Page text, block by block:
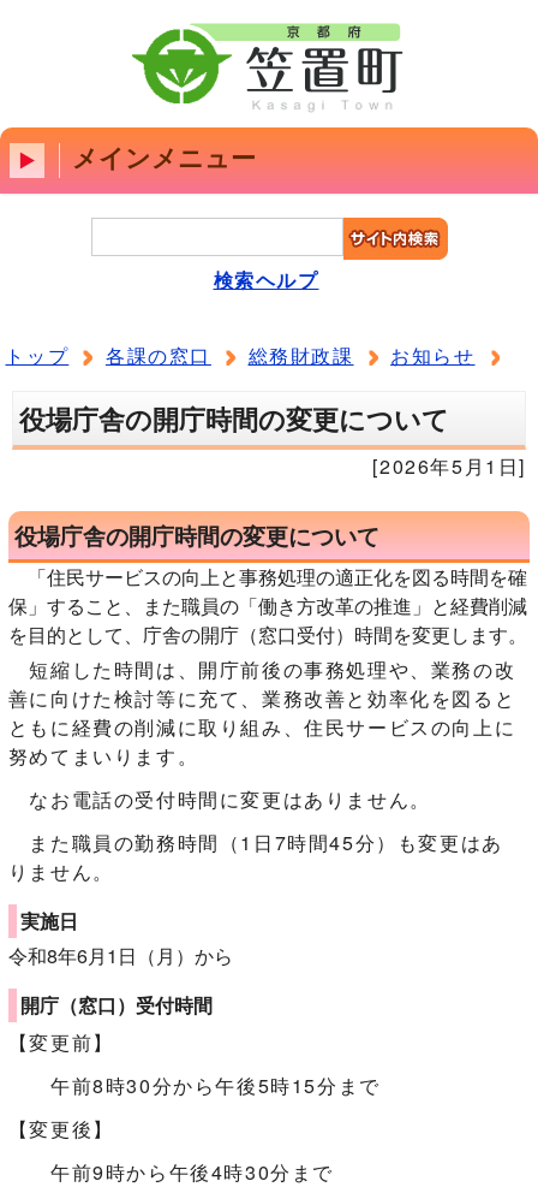
メインメニュー
検索ヘルプ
トップ 各課の窓口 総務財政課 お知らせ
役場庁舎の開庁時間の変更について
[2026年5月1日]
役場庁舎の開庁時間の変更について
「住民サービスの向上と事務処理の適正化を図る時間を確
保」すること、また職員の「働き方改革の推進」と経費削減
を目的として、庁舎の開庁（窓口受付）時間を変更します。
短縮した時間は、開庁前後の事務処理や、業務の改
善に向けた検討等に充て、業務改善と効率化を図ると
ともに経費の削減に取り組み、住民サービスの向上に
努めてまいります。
なお電話の受付時間に変更はありません。
また職員の勤務時間（1日7時間45分）も変更はあ
りません。
実施日
令和8年6月1日（月）から
開庁（窓口）受付時間
【変更前】
午前8時30分から午後5時15分まで
【変更後】
午前9時から午後4時30分まで